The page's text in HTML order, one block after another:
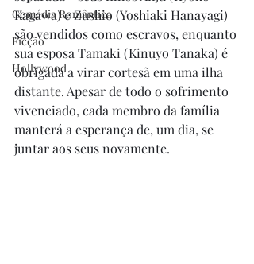
Comédia Romântica
Ficção
Hollywood
Kagawa) e Zushio (Yoshiaki Hanayagi)
são vendidos como escravos, enquanto
sua esposa Tamaki (Kinuyo Tanaka) é
obrigada a virar cortesã em uma ilha
distante. Apesar de todo o sofrimento
vivenciado, cada membro da família
manterá a esperança de, um dia, se
juntar aos seus novamente.